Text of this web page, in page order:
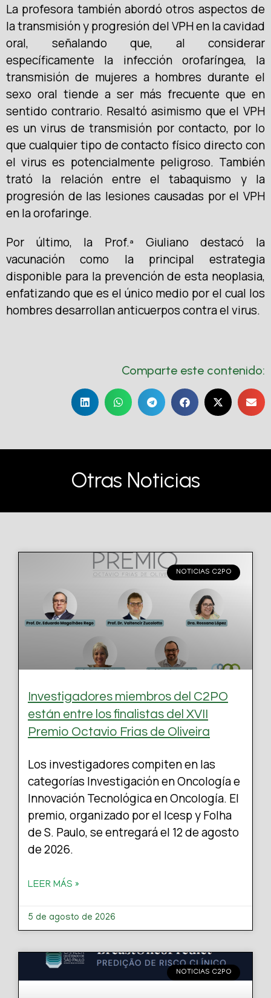
La profesora también abordó otros aspectos de
la transmisión y progresión del VPH en la cavidad
oral, señalando que, al considerar
específicamente la infección orofaríngea, la
transmisión de mujeres a hombres durante el
sexo oral tiende a ser más frecuente que en
sentido contrario. Resaltó asimismo que el VPH
es un virus de transmisión por contacto, por lo
que cualquier tipo de contacto físico directo con
el virus es potencialmente peligroso. También
trató la relación entre el tabaquismo y la
progresión de las lesiones causadas por el VPH
en la orofaringe.
Por último, la Prof.ª Giuliano destacó la
vacunación como la principal estrategia
disponible para la prevención de esta neoplasia,
enfatizando que es el único medio por el cual los
hombres desarrollan anticuerpos contra el virus.
Comparte este contenido:
Otras Noticias
NOTICIAS C2PO
Investigadores miembros del C2PO
están entre los finalistas del XVII
Premio Octavio Frias de Oliveira
Los investigadores compiten en las
categorías Investigación en Oncología e
Innovación Tecnológica en Oncología. El
premio, organizado por el Icesp y Folha
de S. Paulo, se entregará el 12 de agosto
de 2026.
LEER MÁS »
5 de agosto de 2026
NOTICIAS C2PO